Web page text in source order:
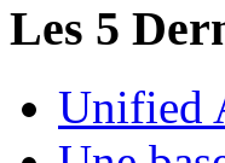
Les 5
Unified